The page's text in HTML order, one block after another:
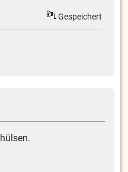
Gespeichert